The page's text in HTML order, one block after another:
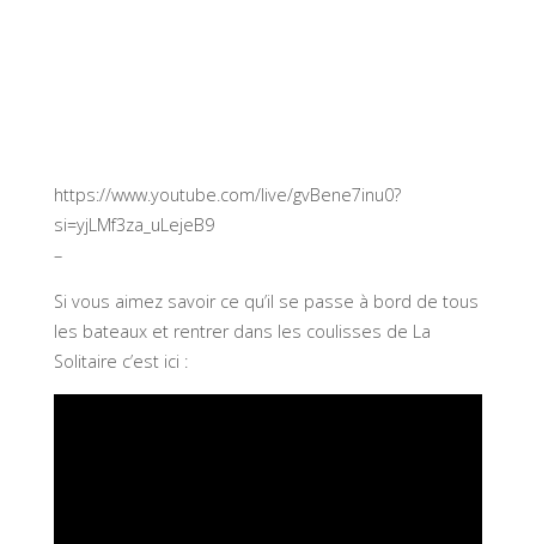
https://www.youtube.com/live/gvBene7inu0?
si=yjLMf3za_uLejeB9
–
Si vous aimez savoir ce qu’il se passe à bord de tous
les bateaux et rentrer dans les coulisses de La
Solitaire c’est ici :